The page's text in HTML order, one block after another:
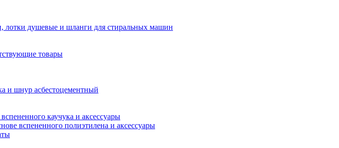
душевые и шланги для стиральных машин
товары
и шнур асбестоцементный
каучука и аксессуары
вспененного полиэтилена и аксессуары